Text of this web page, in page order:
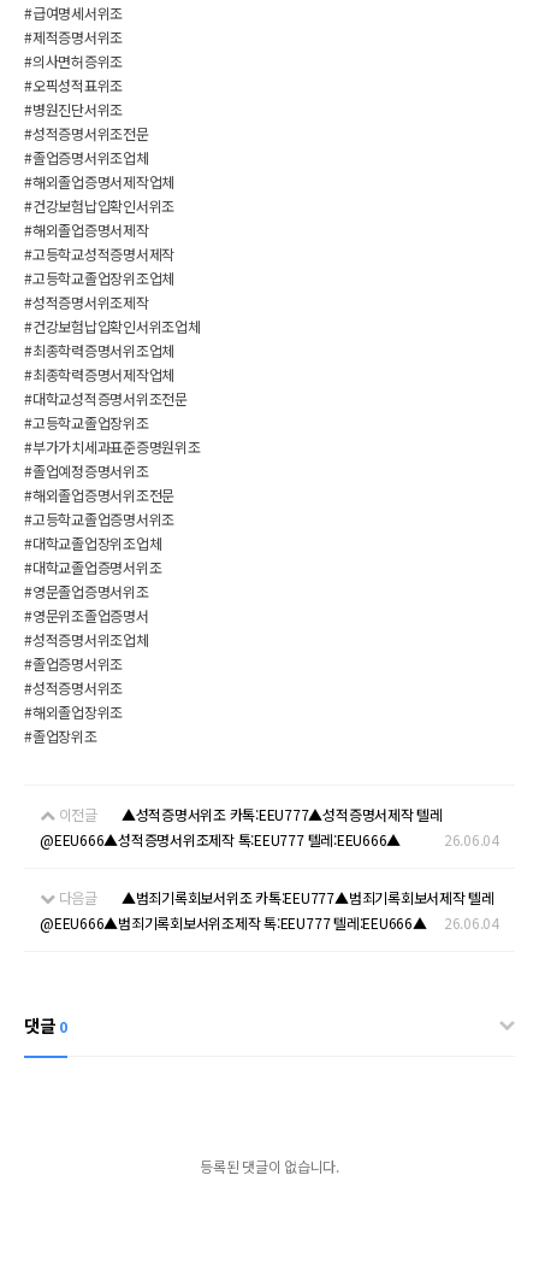
#급여명세서위조
#제적증명서위조
#의사면허증위조
#오픽성적표위조
#병원진단서위조
#성적증명서위조전문
#졸업증명서위조업체
#해외졸업증명서제작업체
#건강보험납입확인서위조
#해외졸업증명서제작
#고등학교성적증명서제작
#고등학교졸업장위조업체
#성적증명서위조제작
#건강보험납입확인서위조업체
#최종학력증명서위조업체
#최종학력증명서제작업체
#대학교성적증명서위조전문
#고등학교졸업장위조
#부가가치세과표준증명원위조
#졸업예정증명서위조
#해외졸업증명서위조전문
#고등학교졸업증명서위조
#대학교졸업장위조업체
#대학교졸업증명서위조
#영문졸업증명서위조
#영문위조졸업증명서
#성적증명서위조업체
#졸업증명서위조
#성적증명서위조
#해외졸업장위조
#졸업장위조
이전글
▲성적증명서위조 카톡:EEU777▲성적증명서제작 텔레
@EEU666▲성적증명서위조제작 톡:EEU777 텔레:EEU666▲
26.06.04
다음글
▲범죄기록회보서위조 카톡:EEU777▲범죄기록회보서제작 텔레
@EEU666▲범죄기록회보서위조제작 톡:EEU777 텔레:EEU666▲
26.06.04
댓글 0
등록된 댓글이 없습니다.